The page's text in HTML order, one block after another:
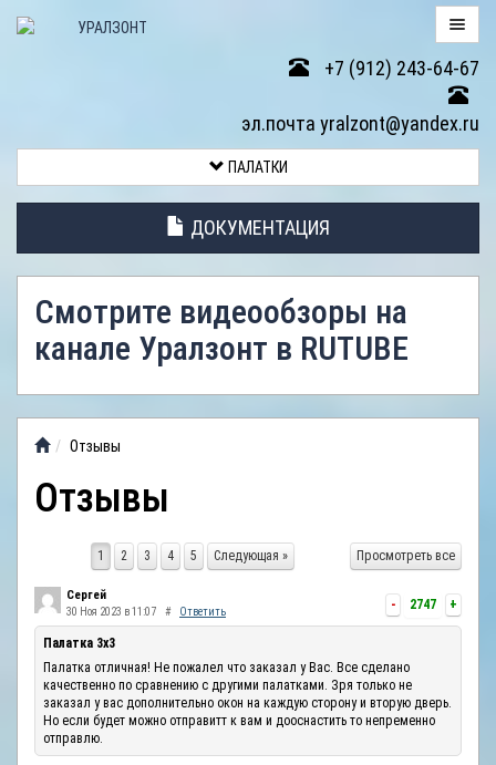
+7 (912) 243-64-67
эл.почта yralzont@yandex.ru
ТОВАРА
ПАЛАТОК
АНТИДОЖДЕВЫЕ
ТЕНТЫ
ВИДЕООБЗОР
ОТЗЫВЫ
ПАЛАТКИ
ДОКУМЕНТАЦИЯ
Смотрите видеообзоры на
канале Уралзонт в RUTUBE
Отзывы
Отзывы
Просмотреть все
1 2 3 4 5 Следующая »
- 2747 +
Сергей
30 Ноя 2023 в 11:07 # Ответить
Палатка 3х3
Палатка отличная! Не пожалел что заказал у Вас. Все сделано
качественно по сравнению с другими палатками. Зря только не
заказал у вас дополнительно окон на каждую сторону и вторую дверь.
Но если будет можно отправитт к вам и дооснастить то непременно
отправлю.